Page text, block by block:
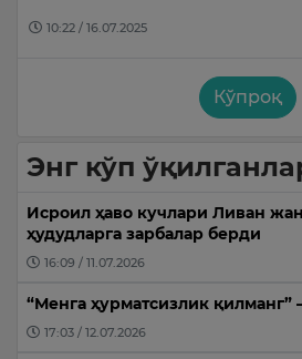
10:22 / 16.07.2025
Кўпроқ
Энг кўп
Исроил ҳаво кучлари Ливан
ҳудудларга зарбалар берди
16:09 / 11.07.2026
“Менга ҳурматсизлик қилманг”
17:03 / 12.07.2026